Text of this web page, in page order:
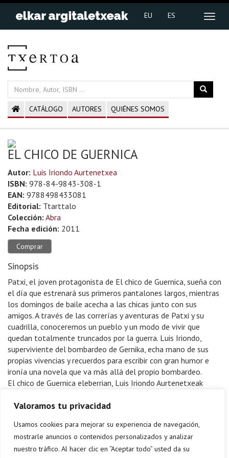
Valoramos tu privacidad
Usamos cookies para mejorar su experiencia de navegación,
mostrarle anuncios o contenidos personalizados y analizar
nuestro tráfico. Al hacer clic en “Aceptar todo” usted da su
EU ES
CATÁLOGO AUTORES QUIÉNES SOMOS
EL CHICO DE GUERNICA
Autor: Luis Iriondo Aurtenetxea
ISBN: 978-84-9843-308-1
EAN: 9788498433081
Editorial: Ttarttalo
Colección: Abra
Fecha edición: 2011
Comprar
Sinopsis
Patxi, el joven protagonista de El chico de Guernica, sueña con
el día que estrenará sus primeros pantalones largos, mientras
los domingos de baile acecha a las chicas junto con sus
amigos. A través de las correrías y aventuras de Patxi y su
cuadrilla, conoceremos un pueblo y un modo de vivir que
quedan totalmente truncados por la guerra. Luis Iriondo,
superviviente del bombardeo de Gernika, echa mano de sus
propias vivencias y recuerdos para escribir con gran humor e
ironía una novela que va más allá del propio bombardeo.
El chico de Guernica eleberrian, Luis Iriondo Aurtenetxeak
kontatzen ditu umore eta zorroztasun handiz. Mutil koskor
ezagutuko ditugu.